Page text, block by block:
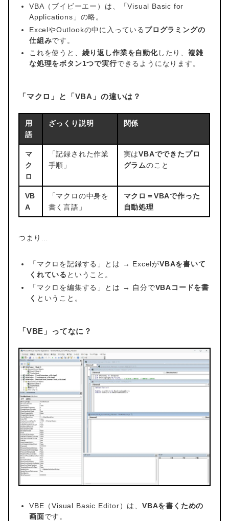
VBA（ブイビーエー）は、「Visual Basic for
Applications」の略。
ExcelやOutlookの中に入っている プログラミングの
仕組みです。
これを使うと、 繰り返し作業を自動化したり、 複雑
な処理をボタン1つで実行できるようになります。
「マクロ」と「VBA」の違いは？
用
語
ざっくり説明 関係
マ
ク
ロ
「記録された作業
手順」
実はVBAでできたプロ
グラムのこと
VB
A
「マクロの中身を
書く言語」
マクロ＝VBAで作った
自動処理
つまり…
「マクロを記録する」とは → ExcelがVBAを書いて
くれている ということ。
「マクロを編集する」とは → 自分でVBAコードを書
く ということ。
「VBE」ってなに？
VBE（Visual Basic Editor）は、 VBAを書くための
画面です。